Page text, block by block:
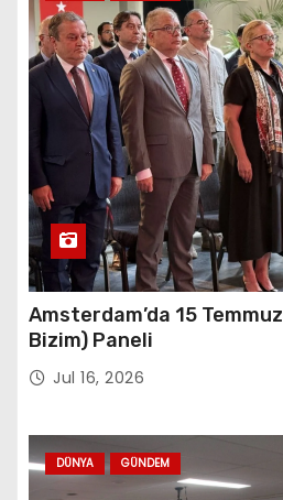
Amsterdam’da 15
Bizim) Paneli
Jul 16, 2026
DÜNYA GÜNDEM